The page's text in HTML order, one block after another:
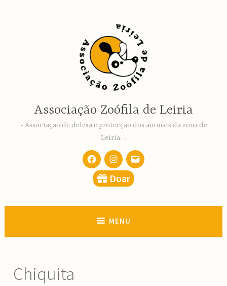
Associação Zoófila de Leiria
Associação de defesa e protecção dos animais da zona de
Leiria.
FacebookInstagram
email
Doar
MENU
Chiquita